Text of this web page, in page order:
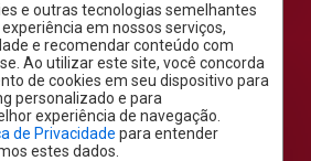
e outras tecnologias semelhantes
em nossos serviços,
e recomendar conteúdo com
Ao utilizar este site, você concorda
de cookies em seu dispositivo para
personalizado e para
experiência de navegação.
de Privacidade para entender
estes dados.